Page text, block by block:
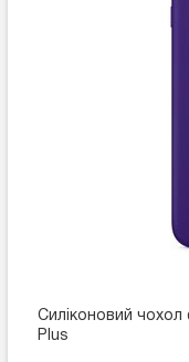
Силіконовий чохол
Plus